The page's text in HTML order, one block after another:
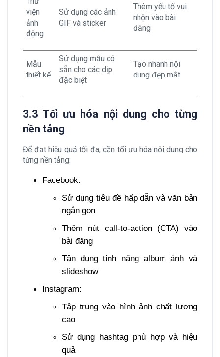
viện
ảnh
động
Sử dụng các ảnh
GIF và sticker
Thêm yếu tố vui
nhộn vào bài
đăng
Mẫu
thiết kế
Sử dụng mẫu có
sẵn cho các dịp
đặc biệt
Tạo nhanh nội
dung đẹp mắt
3.3 Tối ưu hóa nội dung cho từng
nền tảng
Để đạt hiệu quả tối đa, cần tối ưu hóa nội dung cho
từng nền tảng:
Facebook:
Sử dụng tiêu đề hấp dẫn và văn bản
ngắn gọn
Thêm nút call-to-action (CTA) vào
bài đăng
Tận dụng tính năng album ảnh và
slideshow
Instagram:
Tập trung vào hình ảnh chất lượng
cao
Sử dụng hashtag phù hợp và hiệu
quả